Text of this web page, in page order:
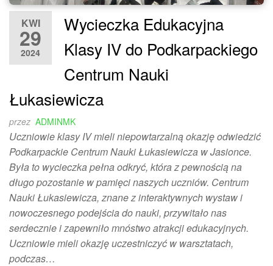
KWI
29
2024
Wycieczka Edukacyjna
Klasy IV do Podkarpackiego
Centrum Nauki
Łukasiewicza
przez ADMINMK
Uczniowie klasy IV mieli niepowtarzalną okazję odwiedzić
Podkarpackie Centrum Nauki Łukasiewicza w Jasionce.
Była to wycieczka pełna odkryć, która z pewnością na
długo pozostanie w pamięci naszych uczniów. Centrum
Nauki Łukasiewicza, znane z interaktywnych wystaw i
nowoczesnego podejścia do nauki, przywitało nas
serdecznie i zapewniło mnóstwo atrakcji edukacyjnych.
Uczniowie mieli okazję uczestniczyć w warsztatach,
podczas…